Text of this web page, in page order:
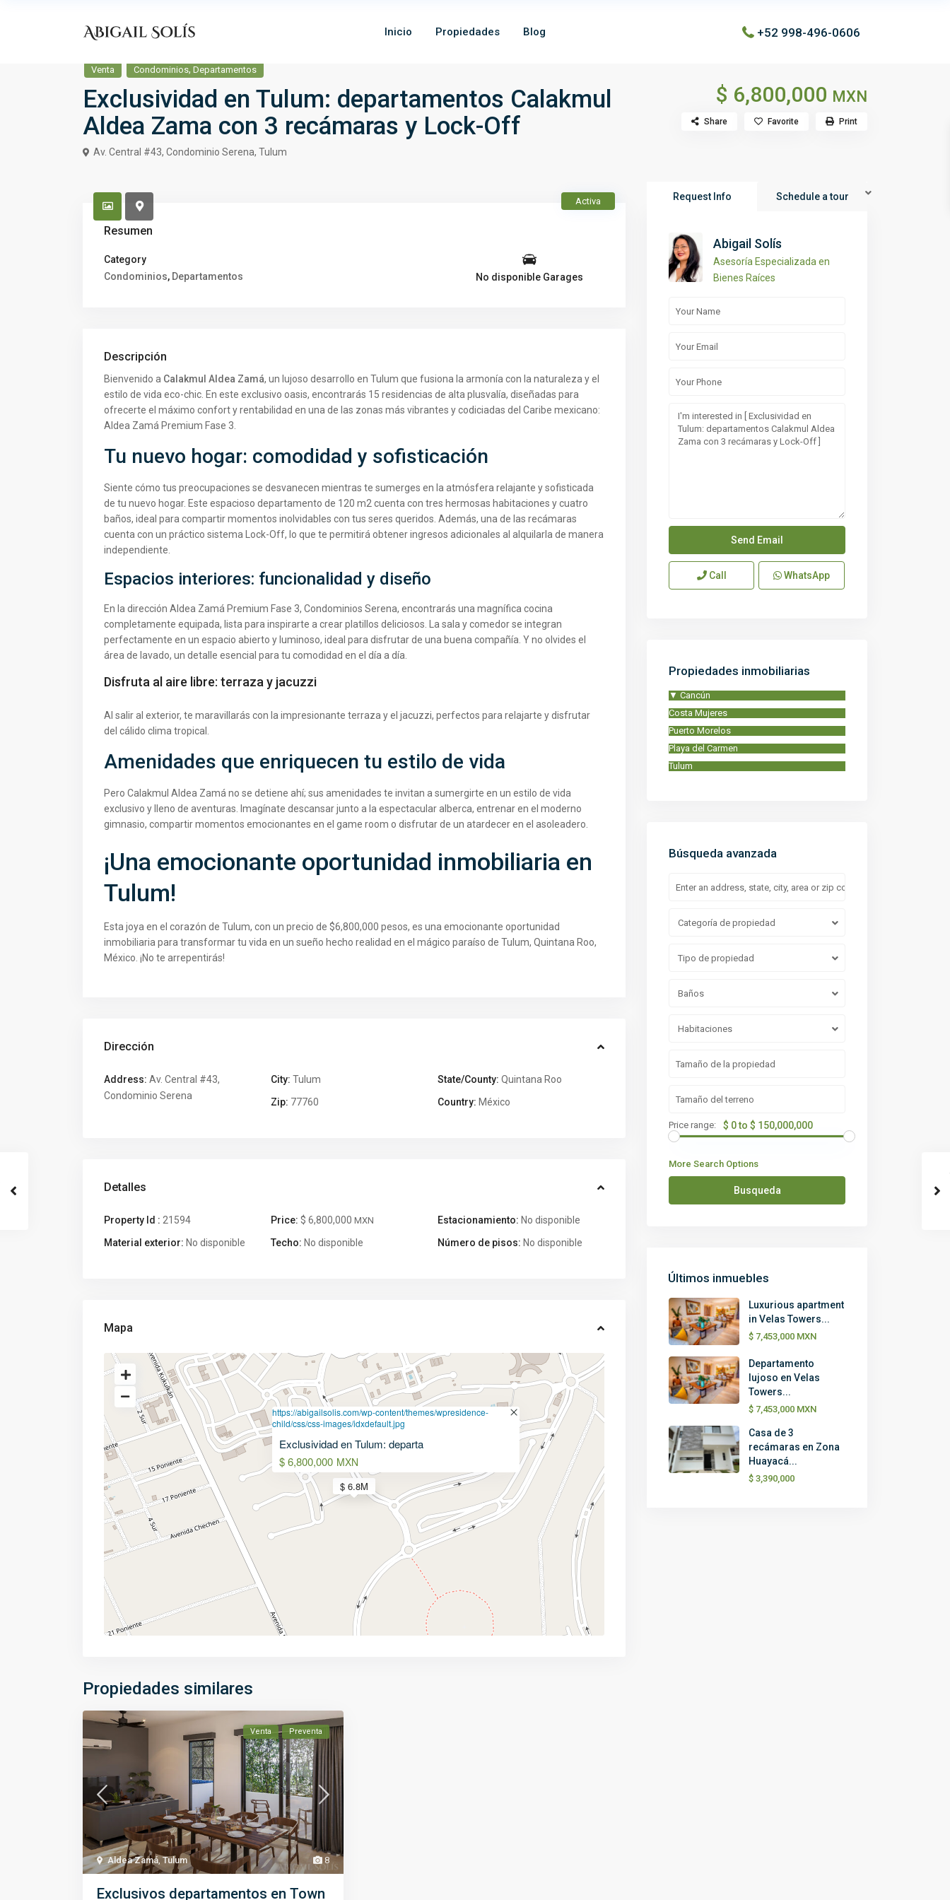
Inicio Propiedades Blog +52 998-496-0606
Venta Condominios, Departamentos
Exclusividad en Tulum: departamentos Calakmul
Aldea Zama con 3 recámaras y Lock-Off
$ 6,800,000 MXN
Av. Central #43, Condominio Serena, Tulum
Share Favorite Print
Activa
Resumen
Category
Condominios, Departamentos No disponible Garages
Descripción
Bienvenido a Calakmul Aldea Zamá, un lujoso desarrollo en Tulum que fusiona la armonía con la naturaleza y el
estilo de vida eco-chic. En este exclusivo oasis, encontrarás 15 residencias de alta plusvalía, diseñadas para
ofrecerte el máximo confort y rentabilidad en una de las zonas más vibrantes y codiciadas del Caribe mexicano:
Aldea Zamá Premium Fase 3.
Tu nuevo hogar: comodidad y sofisticación
Siente cómo tus preocupaciones se desvanecen mientras te sumerges en la atmósfera relajante y sofisticada
de tu nuevo hogar. Este espacioso departamento de 120 m2 cuenta con tres hermosas habitaciones y cuatro
baños, ideal para compartir momentos inolvidables con tus seres queridos. Además, una de las recámaras
cuenta con un práctico sistema Lock-Off, lo que te permitirá obtener ingresos adicionales al alquilarla de manera
independiente.
Espacios interiores: funcionalidad y diseño
En la dirección Aldea Zamá Premium Fase 3, Condominios Serena, encontrarás una magnífica cocina
completamente equipada, lista para inspirarte a crear platillos deliciosos. La sala y comedor se integran
perfectamente en un espacio abierto y luminoso, ideal para disfrutar de una buena compañía. Y no olvides el
área de lavado, un detalle esencial para tu comodidad en el día a día.
Disfruta al aire libre: terraza y jacuzzi
Al salir al exterior, te maravillarás con la impresionante terraza y el jacuzzi, perfectos para relajarte y disfrutar
del cálido clima tropical.
Amenidades que enriquecen tu estilo de vida
Pero Calakmul Aldea Zamá no se detiene ahí; sus amenidades te invitan a sumergirte en un estilo de vida
exclusivo y lleno de aventuras. Imagínate descansar junto a la espectacular alberca, entrenar en el moderno
gimnasio, compartir momentos emocionantes en el game room o disfrutar de un atardecer en el asoleadero.
¡Una emocionante oportunidad inmobiliaria en
Tulum!
Esta joya en el corazón de Tulum, con un precio de $6,800,000 pesos, es una emocionante oportunidad
inmobiliaria para transformar tu vida en un sueño hecho realidad en el mágico paraíso de Tulum, Quintana Roo,
México. ¡No te arrepentirás!
Dirección
Address: Av. Central #43,
Condominio Serena
City: Tulum State/County: Quintana Roo
Zip: 77760 Country: México
Detalles
Property Id : 21594 Price: $ 6,800,000 MXN Estacionamiento: No disponible
Material exterior: No disponible Techo: No disponible Número de pisos: No disponible
Mapa
$ 6.8M
https://abigailsolis.com/wp-content/themes/wpresidence-
child/css/css-images/idxdefault.jpg
Exclusividad en Tulum: departa
$ 6,800,000 MXN
Propiedades similares
8
Aldea Zamá Tulum
Venta Preventa
Exclusivos departamentos en Town
Request Info Schedule a tour
Abigail Solís
Asesoría Especializada en
Bienes Raíces
Call WhatsApp
Propiedades inmobiliarias
▼ Cancún
Costa Mujeres
Puerto Morelos
Playa del Carmen
Tulum
Búsqueda avanzada
Categoría de propiedad
Tipo de propiedad
Baños
Habitaciones
Price range: $ 0 to $ 150,000,000
More Search Options
Busqueda
Últimos inmuebles
Luxurious apartment
in Velas Towers...
$ 7,453,000 MXN
Departamento
lujoso en Velas
Towers...
$ 7,453,000 MXN
Casa de 3
recámaras en Zona
Huayacá...
$ 3,390,000